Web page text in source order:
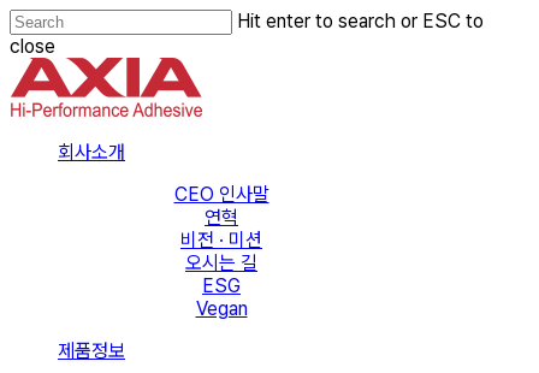
Skip
to
main
content
Hit enter to search or ESC to
close
Close
Search
회사소개
CEO 인사말
연혁
비전 · 미션
오시는 길
ESG
Vegan
제품정보